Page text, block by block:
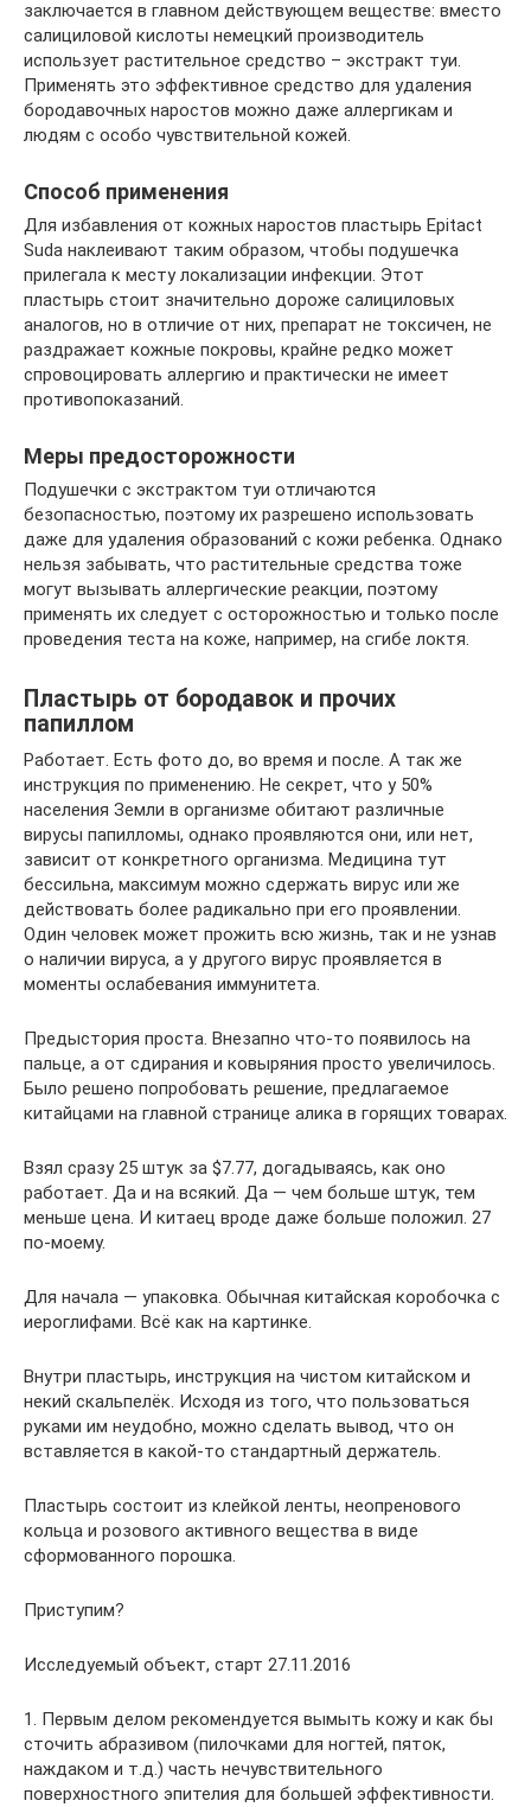
заключается в главном действующем веществе: вместо
салициловой кислоты немецкий производитель
использует растительное средство – экстракт туи.
Применять это эффективное средство для удаления
бородавочных наростов можно даже аллергикам и
людям с особо чувствительной кожей.
Способ применения
Для избавления от кожных наростов пластырь Epitact
Suda наклеивают таким образом, чтобы подушечка
прилегала к месту локализации инфекции. Этот
пластырь стоит значительно дороже салициловых
аналогов, но в отличие от них, препарат не токсичен, не
раздражает кожные покровы, крайне редко может
спровоцировать аллергию и практически не имеет
противопоказаний.
Меры предосторожности
Подушечки с экстрактом туи отличаются
безопасностью, поэтому их разрешено использовать
даже для удаления образований с кожи ребенка. Однако
нельзя забывать, что растительные средства тоже
могут вызывать аллергические реакции, поэтому
применять их следует с осторожностью и только после
проведения теста на коже, например, на сгибе локтя.
Пластырь от бородавок и прочих
папиллом
Работает. Есть фото до, во время и после. А так же
инструкция по применению. Не секрет, что у 50%
населения Земли в организме обитают различные
вирусы папилломы, однако проявляются они, или нет,
зависит от конкретного организма. Медицина тут
бессильна, максимум можно сдержать вирус или же
действовать более радикально при его проявлении.
Один человек может прожить всю жизнь, так и не узнав
о наличии вируса, а у другого вирус проявляется в
моменты ослабевания иммунитета.
Предыстория проста. Внезапно что-то появилось на
пальце, а от сдирания и ковыряния просто увеличилось.
Было решено попробовать решение, предлагаемое
китайцами на главной странице алика в горящих товарах.
Взял сразу 25 штук за $7.77, догадываясь, как оно
работает. Да и на всякий. Да — чем больше штук, тем
меньше цена. И китаец вроде даже больше положил. 27
по-моему.
Для начала — упаковка. Обычная китайская коробочка с
иероглифами. Всё как на картинке.
Внутри пластырь, инструкция на чистом китайском и
некий скальпелёк. Исходя из того, что пользоваться
руками им неудобно, можно сделать вывод, что он
вставляется в какой-то стандартный держатель.
Пластырь состоит из клейкой ленты, неопренового
кольца и розового активного вещества в виде
сформованного порошка.
Приступим?
Исследуемый объект, старт 27.11.2016
1. Первым делом рекомендуется вымыть кожу и как бы
сточить абразивом (пилочками для ногтей, пяток,
наждаком и т.д.) часть нечувствительного
поверхностного эпителия для большей эффективности.